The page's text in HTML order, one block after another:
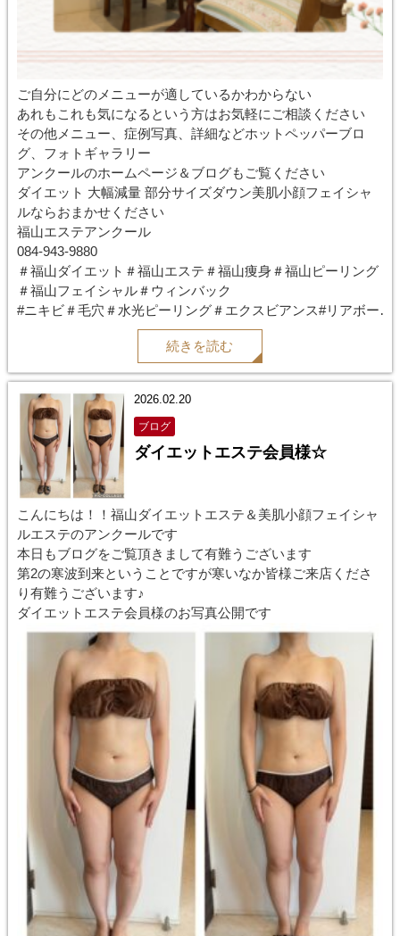
ご自分にどのメニューが適しているかわからない
あれもこれも気になるという方はお気軽にご相談ください
その他メニュー、症例写真、詳細などホットペッパーブロ
グ、フォトギャラリー
アンクールのホームページ＆ブログもご覧ください
ダイエット 大幅減量 部分サイズダウン美肌小顔フェイシャ
ルならおまかせください
福山エステアンクール
084-943-9880
＃福山ダイエット＃福山エステ＃福山痩身＃福山ピーリング
＃福山フェイシャル＃ウィンバック
#ニキビ＃毛穴＃水光ピーリング＃エクスビアンス#リアボー
#ハーブピーリング#ブライダルエステ#レモンボトル
続きを読む
2026.02.20
ブログ
ダイエットエステ会員様☆
こんにちは！！福山ダイエットエステ＆美肌小顔フェイシャ
ルエステのアンクールです
本日もブログをご覧頂きまして有難うございます
第2の寒波到来ということですが寒いなか皆様ご来店くださ
り有難うございます♪
ダイエットエステ会員様のお写真公開です